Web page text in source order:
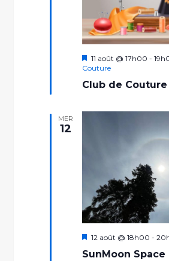
Club de Couture
Mis
en
11 août @ 17h00 -
Couture
MER
12
SunMoon Space
Mis
avant
12 août @ 18h00 -